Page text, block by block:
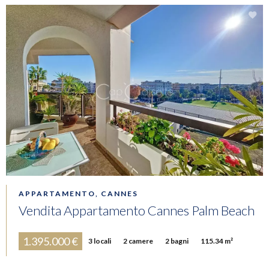
APPARTAMENTO, CANNES
Vendita Appartamento Cannes Palm Beach
1.395.000 € 3 locali 2 camere 2 bagni 115.34 m²